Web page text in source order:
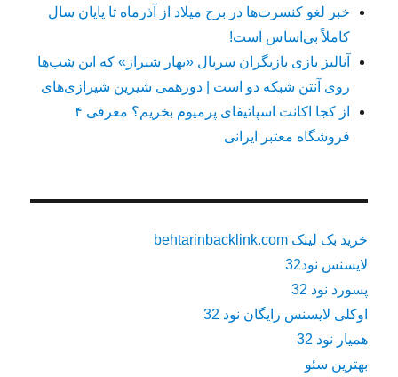
خبر لغو کنسرت‌ها در برج میلاد از آذرماه تا پایان سال
کاملاً بی‌اساس است!
آنالیز بازی بازیگران سریال «بهار شیراز» که این شب‌ها
روی آنتن شبکه دو است | دورهمی شیرین شیرازی‌های
از کجا اکانت اسپاتیفای پرمیوم بخریم؟ معرفی ۴
فروشگاه معتبر ایرانی
خرید بک لینک behtarinbacklink.com
لایسنس نود32
پسورد نود 32
اوکلی لایسنس رایگان نود 32
همیار نود 32
بهترین سئو